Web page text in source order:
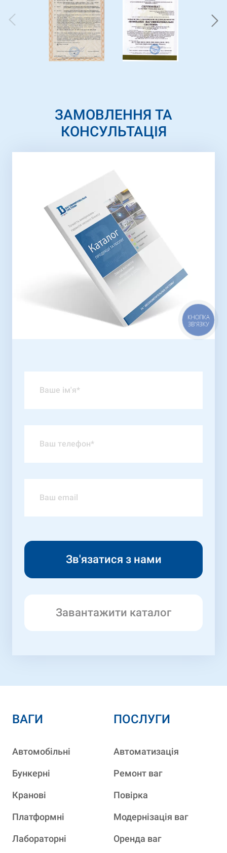
ЗАМОВЛЕННЯ ТА
КОНСУЛЬТАЦІЯ
Завантажити каталог
ВАГИ
Автомобільні
Бункерні
Кранові
Платформні
Лабораторні
ПОСЛУГИ
Автоматизація
Ремонт ваг
Повірка
Модернізація ваг
Оренда ваг
КНОПКА
ЗВ'ЯЗКУ